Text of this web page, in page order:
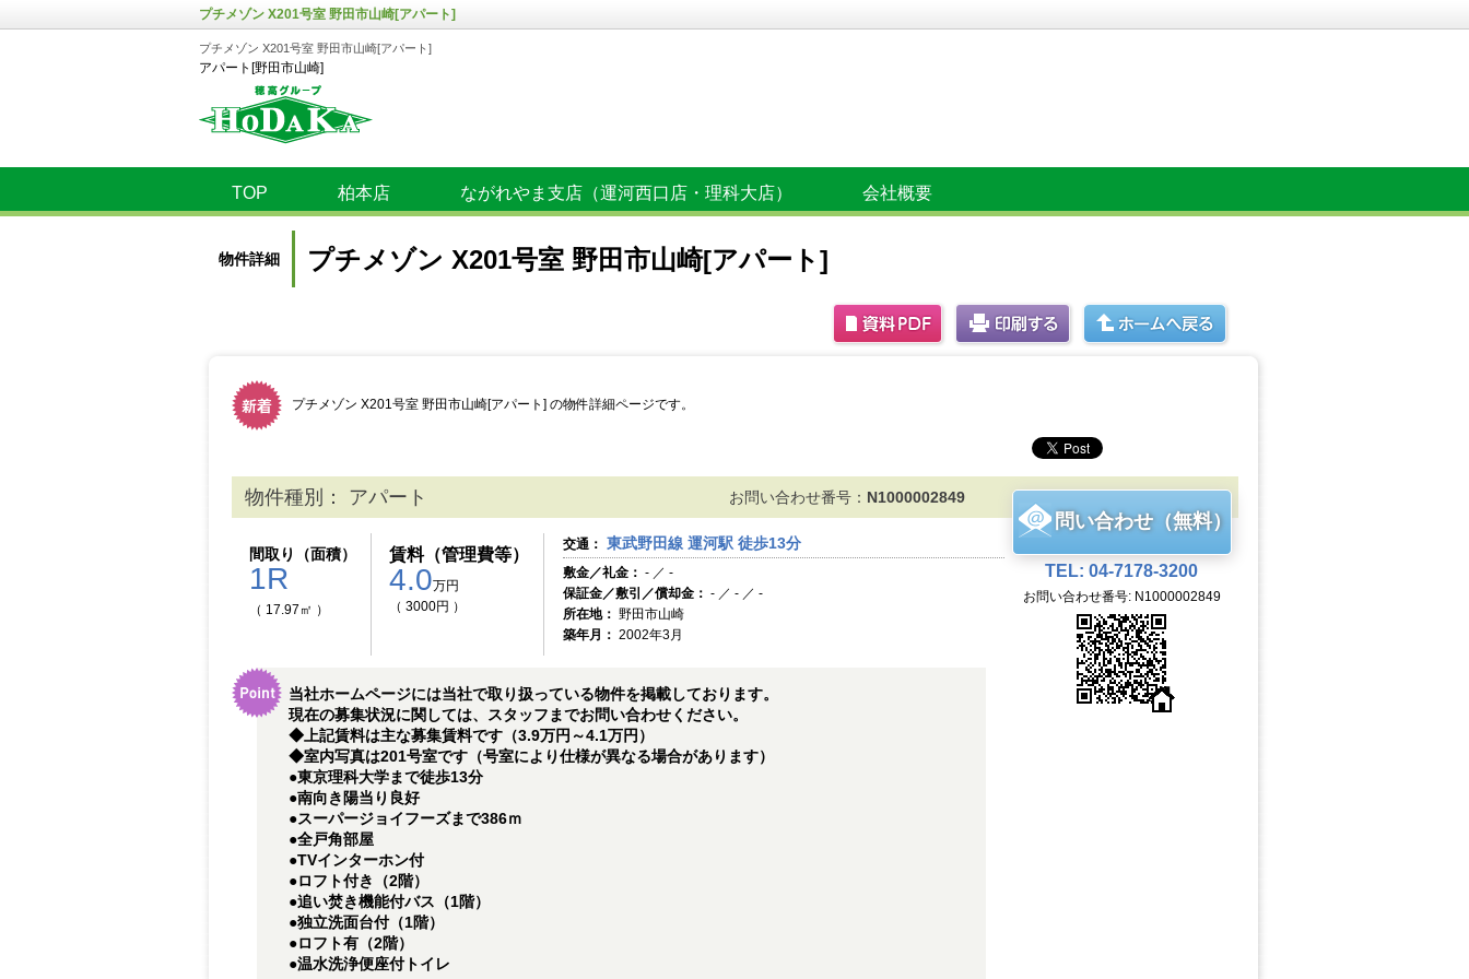
プチメゾン X201号室 野田市山崎[アパート]
プチメゾン X201号室 野田市山崎[アパート]
アパート[野田市山崎]
TOP 柏本店 ながれやま支店（運河西口店・理科大店） 会社概要
物件詳細 プチメゾン X201号室 野田市山崎[アパート]
プチメゾン X201号室 野田市山崎[アパート] の物件詳細ページです。
物件種別： アパート お問い合わせ番号： N1000002849
間取り（面積）
1R
（ 17.97㎡ ）
賃料（管理費等）
4.0万円
（ 3000円 ）
交通： 東武野田線 運河駅 徒歩13分
敷金／礼金： - ／ -
保証金／敷引／償却金： - ／ - ／ -
所在地： 野田市山崎
築年月： 2002年3月
当社ホームページには当社で取り扱っている物件を掲載しております。
現在の募集状況に関しては、スタッフまでお問い合わせください。
◆上記賃料は主な募集賃料です（3.9万円～4.1万円）
◆室内写真は201号室です（号室により仕様が異なる場合があります）
●東京理科大学まで徒歩13分
●南向き陽当り良好
●スーパージョイフーズまで386ｍ
●全戸角部屋
●TVインターホン付
●ロフト付き（2階）
●追い焚き機能付バス（1階）
●独立洗面台付（1階）
●ロフト有（2階）
●温水洗浄便座付トイレ
問い合わせ（無料）
TEL: 04-7178-3200
お問い合わせ番号: N1000002849